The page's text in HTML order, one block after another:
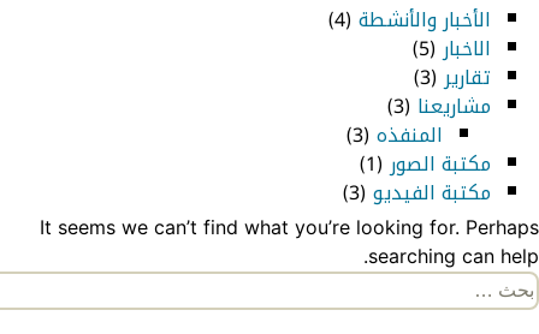
الأخبار والأنشطة (4)
الاخبار(5)
تقارير(3)
مشاريعنا (3)
المنفذه (3)
مكتبة الصور(1)
مكتبة الفيديو (3)
It seems we can’t find what you’re looking for. Perhaps
searching can help.
البحث
عن: